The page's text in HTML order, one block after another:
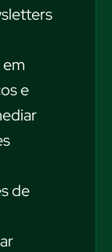
e
de